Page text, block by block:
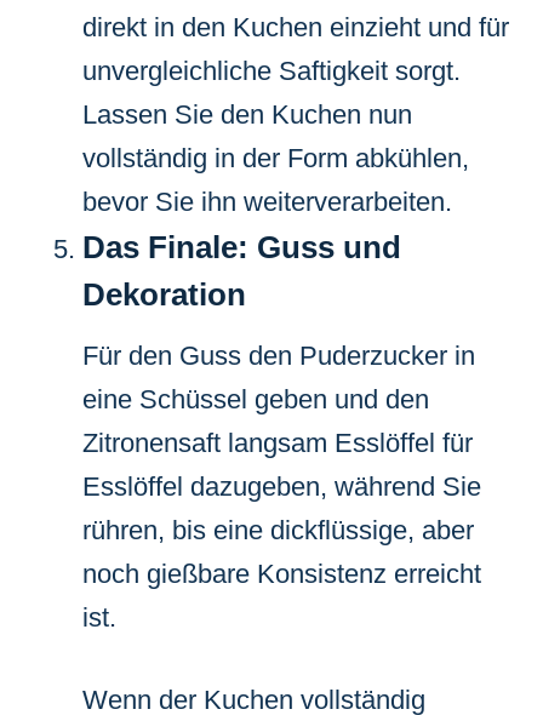
direkt in den Kuchen einzieht und für
unvergleichliche Saftigkeit sorgt.
Lassen Sie den Kuchen nun
vollständig in der Form abkühlen,
bevor Sie ihn weiterverarbeiten.
Das Finale: Guss und
Dekoration
Für den Guss den Puderzucker in
eine Schüssel geben und den
Zitronensaft langsam Esslöffel für
Esslöffel dazugeben, während Sie
rühren, bis eine dickflüssige, aber
noch gießbare Konsistenz erreicht
ist.
Wenn der Kuchen vollständig